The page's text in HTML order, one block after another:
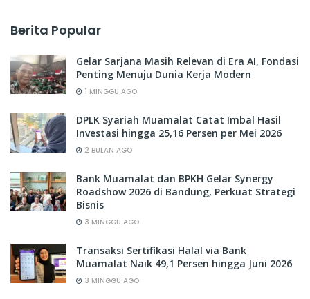
Berita Popular
Gelar Sarjana Masih Relevan di Era AI, Fondasi
Penting Menuju Dunia Kerja Modern
1 MINGGU AGO
DPLK Syariah Muamalat Catat Imbal Hasil
Investasi hingga 25,16 Persen per Mei 2026
2 BULAN AGO
Bank Muamalat dan BPKH Gelar Synergy
Roadshow 2026 di Bandung, Perkuat Strategi
Bisnis
3 MINGGU AGO
Transaksi Sertifikasi Halal via Bank
Muamalat Naik 49,1 Persen hingga Juni 2026
3 MINGGU AGO